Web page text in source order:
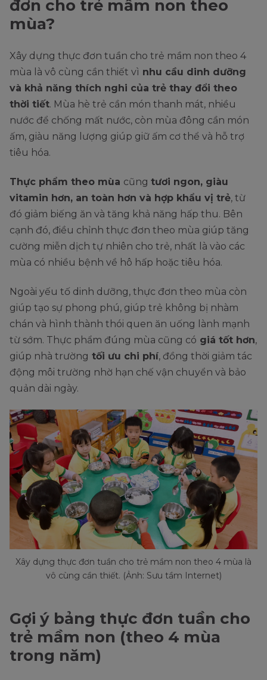
đơn cho trẻ mầm non theo
mùa?
Xây dựng thực đơn tuần cho trẻ mầm non theo 4
mùa là vô cùng cần thiết vì nhu cầu dinh dưỡng
và khả năng thích nghi của trẻ thay đổi theo
thời tiết. Mùa hè trẻ cần món thanh mát, nhiều
nước để chống mất nước, còn mùa đông cần món
ấm, giàu năng lượng giúp giữ ấm cơ thể và hỗ trợ
tiêu hóa.
Thực phẩm theo mùa cũng tươi ngon, giàu
vitamin hơn, an toàn hơn và hợp khẩu vị trẻ, từ
đó giảm biếng ăn và tăng khả năng hấp thu. Bên
cạnh đó, điều chỉnh thực đơn theo mùa giúp tăng
cường miễn dịch tự nhiên cho trẻ, nhất là vào các
mùa có nhiều bệnh về hô hấp hoặc tiêu hóa.
Ngoài yếu tố dinh dưỡng, thực đơn theo mùa còn
giúp tạo sự phong phú, giúp trẻ không bị nhàm
chán và hình thành thói quen ăn uống lành mạnh
từ sớm. Thực phẩm đúng mùa cũng có giá tốt hơn,
giúp nhà trường tối ưu chi phí, đồng thời giảm tác
động môi trường nhờ hạn chế vận chuyển và bảo
quản dài ngày.
Xây dựng thực đơn tuần cho trẻ mầm non theo 4 mùa là
vô cùng cần thiết. (Ảnh: Sưu tầm Internet)
Gợi ý bảng thực đơn tuần cho
trẻ mầm non (theo 4 mùa
trong năm)